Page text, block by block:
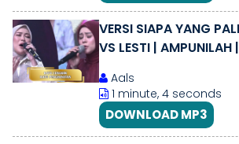
VERSI SIAPA YANG
VS LESTI | AMPUNILAH
Aals
1 minute, 4 seconds
DOWNLOAD MP3